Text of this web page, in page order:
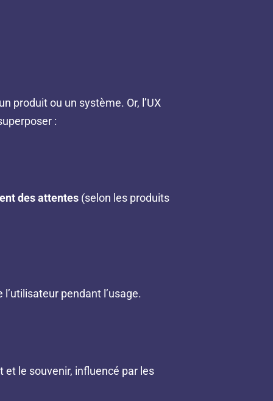
produit ou un système. Or, l’UX
:
des attentes(selon les produits
l’utilisateur pendant l’usage.
et le souvenir, influencé par les